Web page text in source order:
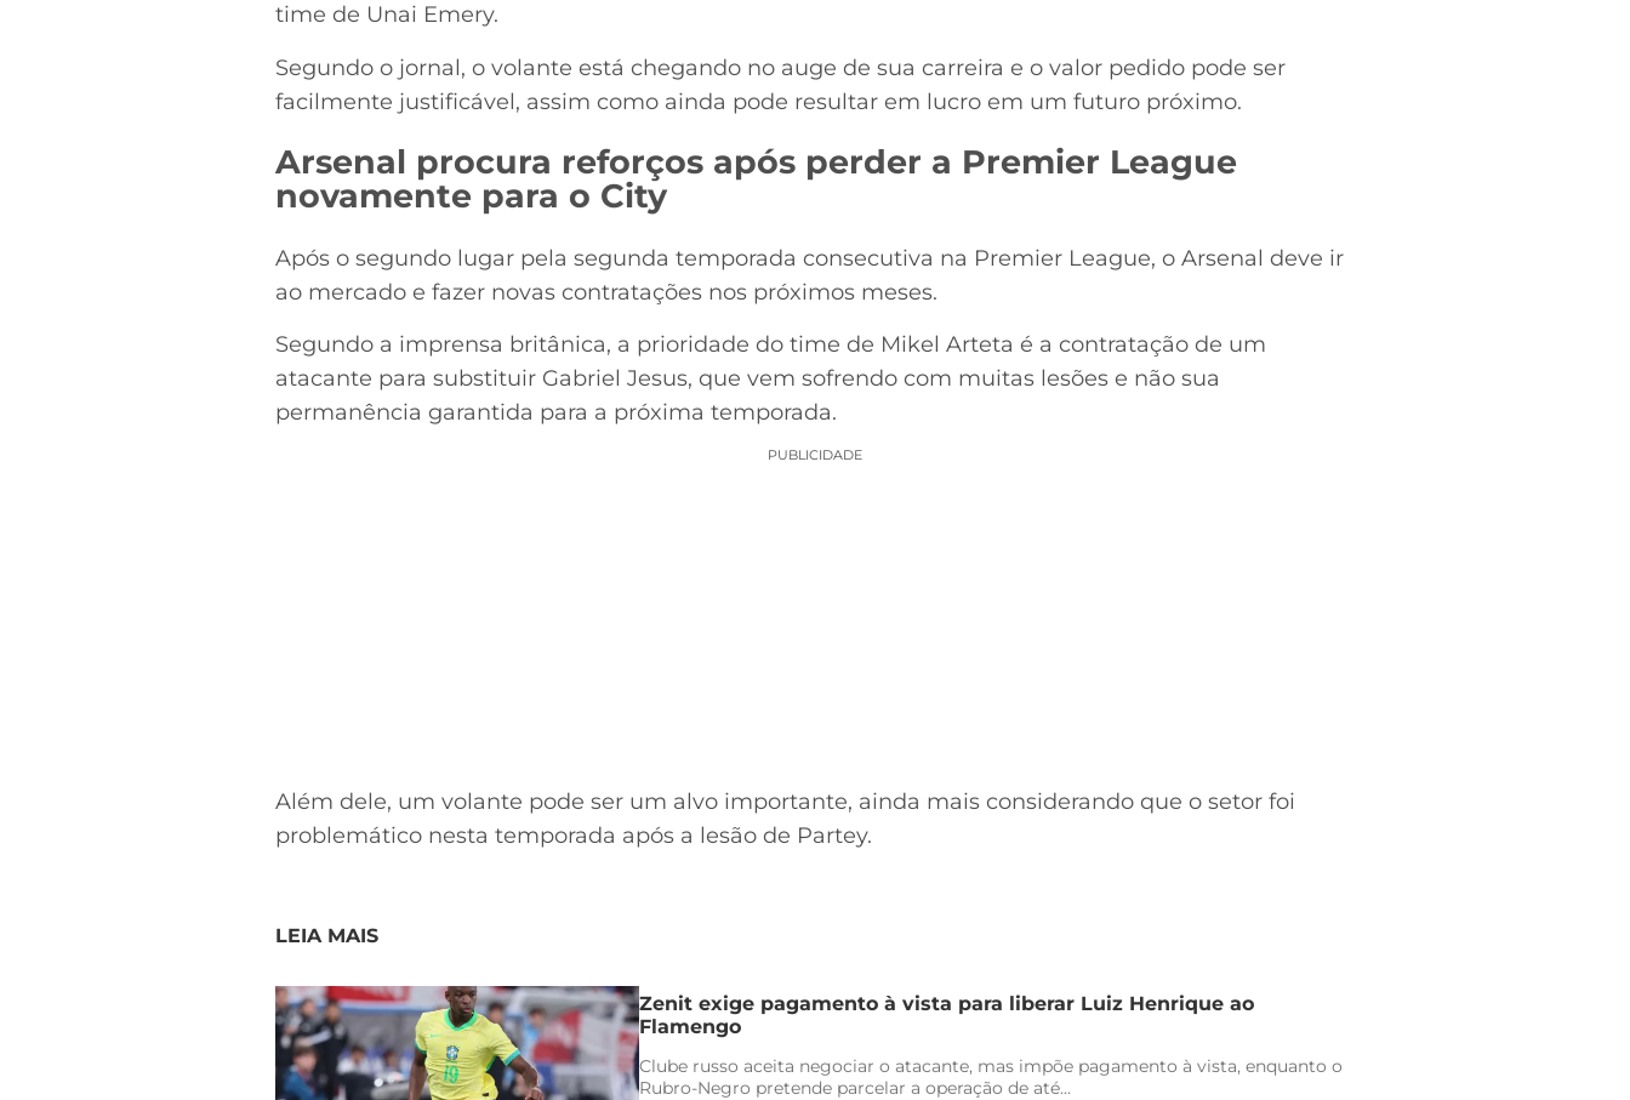
time de Unai Emery.
Segundo o jornal, o volante está chegando no auge de sua carreira e o valor pedido pode ser
facilmente justificável, assim como ainda pode resultar em lucro em um futuro próximo.
Arsenal procura reforços após perder a Premier League
novamente para o City
Após o segundo lugar pela segunda temporada consecutiva na Premier League, o Arsenal deve ir
ao mercado e fazer novas contratações nos próximos meses.
Segundo a imprensa britânica, a prioridade do time de Mikel Arteta é a contratação de um
atacante para substituir Gabriel Jesus, que vem sofrendo com muitas lesões e não sua
permanência garantida para a próxima temporada.
PUBLICIDADE
Além dele, um volante pode ser um alvo importante, ainda mais considerando que o setor foi
problemático nesta temporada após a lesão de Partey.
LEIA MAIS
Zenit exige pagamento à vista para liberar Luiz Henrique ao
Flamengo
Clube russo aceita negociar o atacante, mas impõe pagamento à vista, enquanto o
Rubro-Negro pretende parcelar a operação de até...